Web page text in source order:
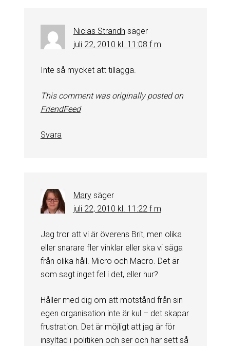
Niclas Strandh säger
juli 22, 2010 kl. 11:08 f m
Inte så mycket att tillägga.
This comment was originally posted on
FriendFeed
Svara
Mary säger
juli 22, 2010 kl. 11:22 f m
Jag tror att vi är överens Brit, men olika
eller snarare fler vinklar eller ska vi säga
från olika håll. Micro och Macro. Det är
som sagt inget fel i det, eller hur?
Håller med dig om att motstånd från sin
egen organisation inte är kul – det skapar
frustration. Det är möjligt att jag är för
insyltad i politiken och ser och har sett så